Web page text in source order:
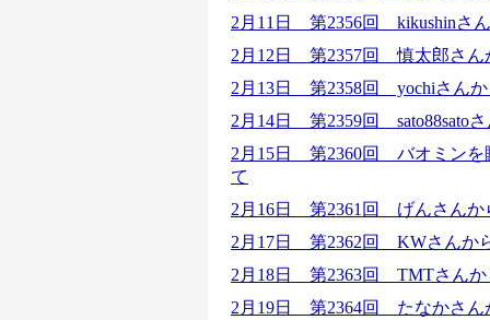
2月11日 第2356回 kikushinさ
2月12日 第2357回 慎太郎さん
2月13日 第2358回 yochiさんか
2月14日 第2359回 sato88sato
2月15日 第2360回 バオミンを
て
2月16日 第2361回 げんさんか
2月17日 第2362回 KWさんか
2月18日 第2363回 TMTさんか
2月19日 第2364回 たなかさん